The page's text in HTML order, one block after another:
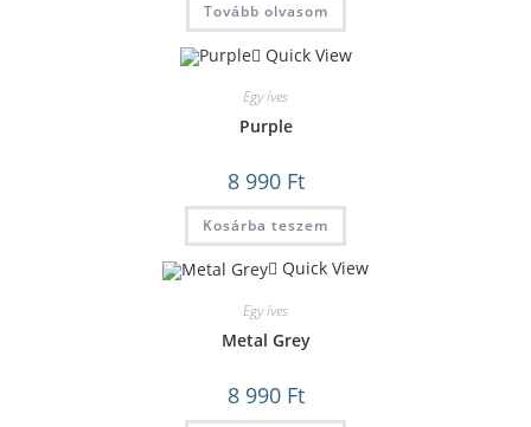
Tovább olvasom
Quick View
Egy íves
Purple
8 990 Ft
Kosárba teszem
Quick View
Egy íves
Metal Grey
8 990 Ft